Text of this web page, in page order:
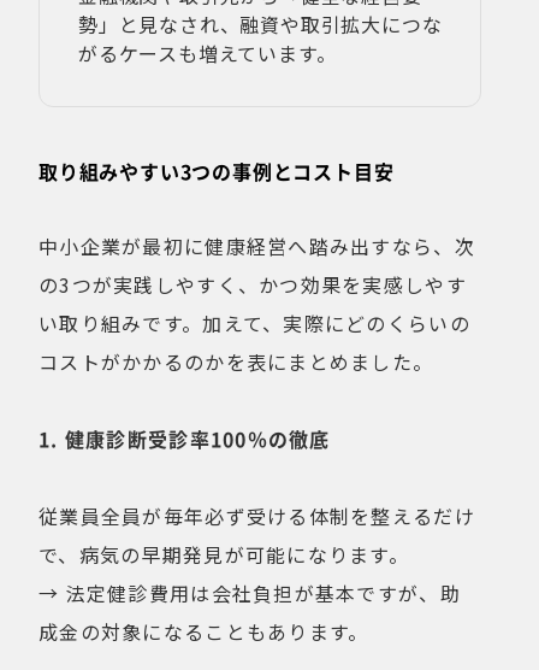
勢」と見なされ、融資や取引拡大につな
がるケースも増えています。
取り組みやすい3つの事例とコスト目安
中小企業が最初に健康経営へ踏み出すなら、次
の3つが実践しやすく、かつ効果を実感しやす
い取り組みです。加えて、実際にどのくらいの
コストがかかるのかを表にまとめました。
1. 健康診断受診率100％の徹底
従業員全員が毎年必ず受ける体制を整えるだけ
で、病気の早期発見が可能になります。
→ 法定健診費用は会社負担が基本ですが、助
成金の対象になることもあります。